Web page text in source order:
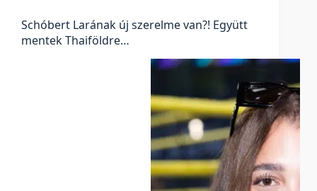
Schóbert Larának új szerelme van?! Együtt
mentek Thaiföldre…